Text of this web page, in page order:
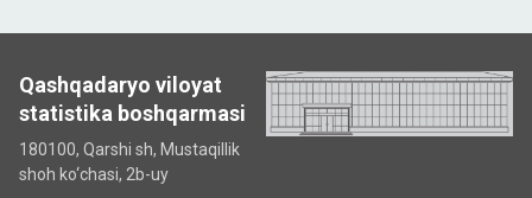
Qashqadaryo viloyat
statistika boshqarmasi
180100, Qarshi sh, Mustаqillik
shoh ko‘chаsi, 2b-uy